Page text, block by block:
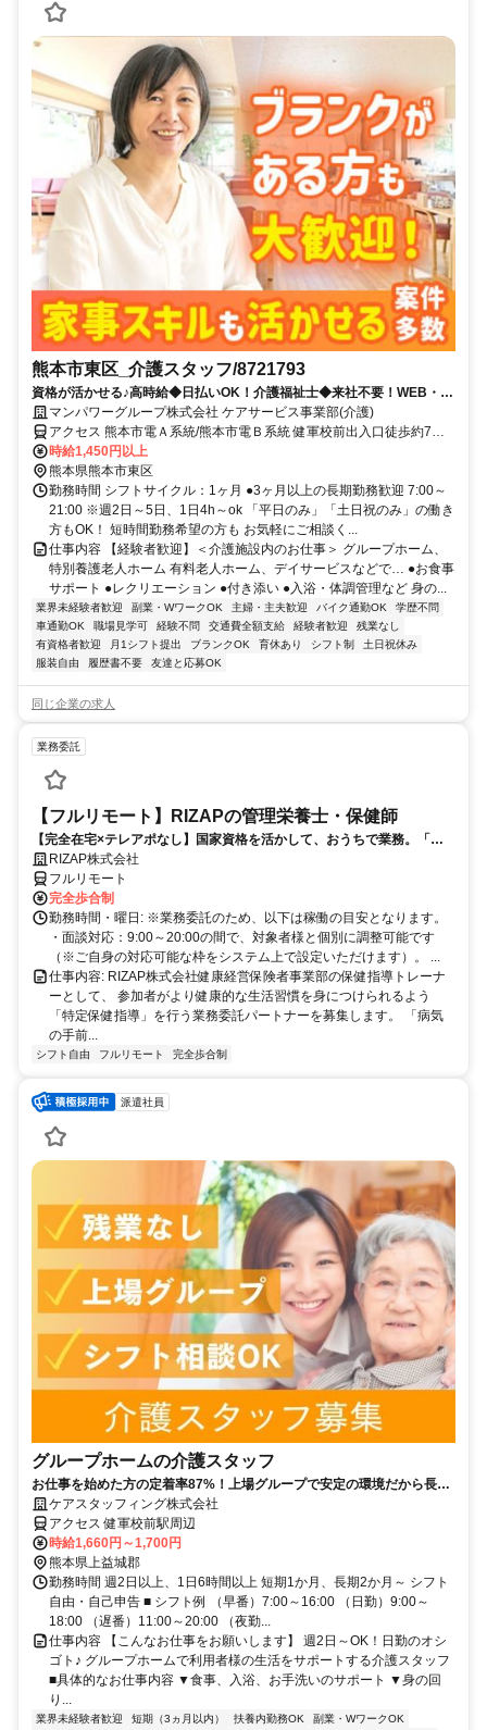
熊本市東区_介護スタッフ/8721793
資格が活かせる♪高時給◆日払いOK！介護福祉士◆来社不要！WEB・電
話登録ＯＫ◎
マンパワーグループ株式会社 ケアサービス事業部(介護)
アクセス 熊本市電Ａ系統/熊本市電Ｂ系統 健軍校前出入口徒歩約7
分、熊本市電Ａ系統/熊本市電Ｂ系統 神水交差点徒歩約8分、熊本市電
Ａ系統/熊本市電Ｂ系統 動植物園入口徒歩約11分 車・バイク通勤
OK（派遣先による）
時給1,450円以上
熊本県熊本市東区
勤務時間 シフトサイクル：1ヶ月 ●3ヶ月以上の長期勤務歓迎 7:00～
21:00 ※週2日～5日、1日4h～ok 「平日のみ」「土日祝のみ」の働き
方もOK！ 短時間勤務希望の方も お気軽にご相談く...
仕事内容 【経験者歓迎】＜介護施設内のお仕事＞ グループホーム、
特別養護老人ホーム 有料老人ホーム、デイサービスなどで… ●お食事
サポート ●レクリエーション ●付き添い ●入浴・体調管理など 身の...
業界未経験者歓迎 副業・WワークOK 主婦・主夫歓迎 バイク通勤OK
学歴不問
車通勤OK
職場見学可 経験不問 交通費全額支給 経験者歓迎
残業なし
有資格者歓迎
月1シフト提出 ブランクOK 育休あり シフト制
土日祝休み
服装自由
履歴書不要 友達と応募OK
同じ企業の求人
業務委託
【フルリモート】RIZAPの管理栄養士・保健師
【完全在宅×テレアポなし】国家資格を活かして、おうちで業務。「も
う一つの安心」を。主婦・Wワーカー活躍中！「平日の日中だけ」「夕
方以降の数時間だけ」など、生活リズムに合わせた時間調整が可能で
す。1件ごとの成果報酬型だから、頑張った分だけ手応えのある収入
に。充実のサポート体制で、安心の在宅ワークを始めませんか？
RIZAP株式会社
フルリモート
完全歩合制
勤務時間・曜日: ※業務委託のため、以下は稼働の目安となります。
・面談対応：9:00～20:00の間で、対象者様と個別に調整可能です
（※ご自身の対応可能な枠をシステム上で設定いただけます）。 ...
仕事内容: RIZAP株式会社健康経営保険者事業部の保健指導トレーナ
ーとして、 参加者がより健康的な生活習慣を身につけられるよう
「特定保健指導」を行う業務委託パートナーを募集します。 「病気
の手前...
シフト自由 フルリモート 完全歩合制
派遣社員
グループホームの介護スタッフ
お仕事を始めた方の定着率87%！上場グループで安定の環境だから長く
働ける
ケアスタッフィング株式会社
アクセス 健軍校前駅周辺
時給1,660円～1,700円
熊本県上益城郡
勤務時間 週2日以上、1日6時間以上 短期1か月、長期2か月～ シフト
自由・自己申告 ■ シフト例 （早番）7:00～16:00 （日勤）9:00～
18:00 （遅番）11:00～20:00 （夜勤...
仕事内容 【こんなお仕事をお願いします】 週2日～OK！日勤のオシ
ゴト♪ グループホームで利用者様の生活をサポートする介護スタッフ
■具体的なお仕事内容 ▼食事、入浴、お手洗いのサポート ▼身の回
り...
業界未経験者歓迎 短期（3ヵ月以内） 扶養内勤務OK
副業・WワークOK